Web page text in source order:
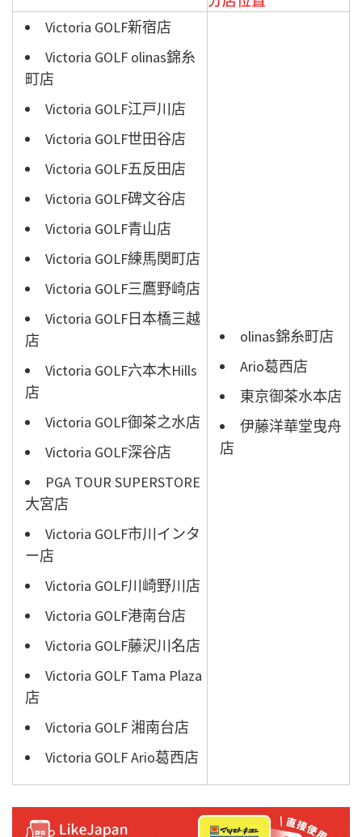
Victoria GOLF新宿店
Victoria GOLF olinas錦糸
町店
Victoria GOLF江戸川店
Victoria GOLF世田谷店
Victoria GOLF五反田店
Victoria GOLF碑文谷店
Victoria GOLF青山店
Victoria GOLF練馬関町店
Victoria GOLF三鷹野崎店
Victoria GOLF日本橋三越
店
Victoria GOLF六本木Hills
店
Victoria GOLF御茶之水店
Victoria GOLF深谷店
PGA TOUR SUPERSTORE
大宮店
Victoria GOLF市川インタ
ー店
Victoria GOLF川崎野川店
Victoria GOLF港南台店
Victoria GOLF藤沢川名店
Victoria GOLF Tama Plaza
店
Victoria GOLF 湘南台店
Victoria GOLF Ario葛西店
olinas錦糸町店
Ario葛西店
東京御茶水本店
伊藤洋華堂曳舟
店